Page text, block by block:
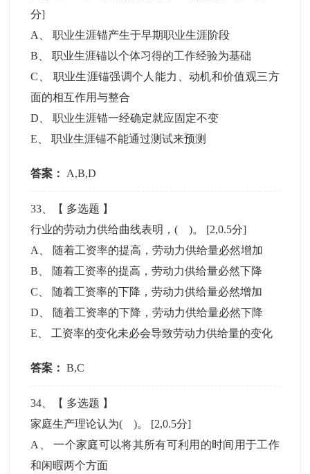
分]
A
、职业生涯锚产生于早期职业生涯阶段
B 、职业生涯锚以个体习得的工作经验为基础
C
职业生涯锚强调个人能力、动机和价值观三方
面的相互作用与整合
D 、职业生涯锚一经确定就应固定不变
E 、职业生涯锚不能通过测试来预测
答案： A,B,D
33 、【 多选题 】
行业的劳动力供给曲线表明，( )。 [2,0.5分]
A
随着工资率的提高，劳动力供给量必然增加
B
随着工资率的提高，劳动力供给量必然下降
C
随着工资率的下降，劳动力供给量必然增加
D
随着工资率的下降，劳动力供给量必然下降
E
工资率的变化未必会导致劳动力供给量的变化
答案： B,C
34 、【 多选题 】
家庭生产理论认为( )。 [2,0.5分]
A
、一个家庭可以将其所有可利用的时间用于工作
和闲暇两个方面